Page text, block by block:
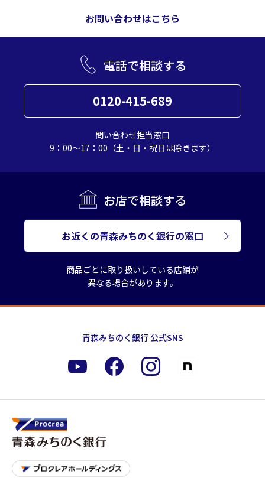
お問い合わせはこちら
電話で相談する
0120-415-689
問い合わせ担当窓口
9：00～17：00（土・日・祝日は除きます）
お店で相談する
お近くの青森みちのく銀行の窓口
商品ごとに取り扱いしている店舗が
異なる場合があります。
青森みちのく銀行 公式SNS